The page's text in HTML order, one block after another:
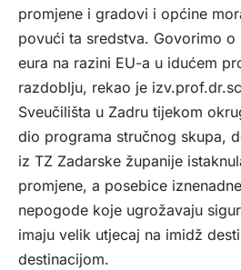
promjene i gradovi i općine
povući ta sredstva. Govorimo
eura na razini EU-a u idućem
razdoblju, rekao je
Sveučilišta u Zadru tijekom
dio programa stručnog skupa,
iz TZ Zadarske županije
promjene, a posebice
nepogode koje ugrožavaju
imaju velik utjecaj na imidž
destinacijom.